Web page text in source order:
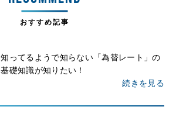
おすすめ記事
知ってるようで知らない「為替レート」の
基礎知識が知りたい！
続きを見る